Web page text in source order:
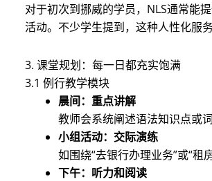
对于初次到挪威的学员，NLS通常能
活动。不少学生提到，这种人性化服
3. 课堂规划：每一日都充实饱满
3.1 例行教学模块
晨间：重点讲解
教师会系统阐述语法知识点或
小组活动：交际演练
如围绕“去银行办理业务”或“租
下午：听力和阅读